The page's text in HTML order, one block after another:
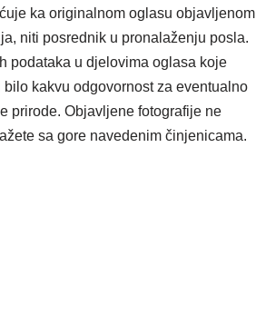
ka originalnom oglasu objavljenom
niti posrednik u pronalaženju posla.
podataka u djelovima oglasa koje
kakvu odgovornost za eventualno
prirode. Objavljene fotografije ne
sa gore navedenim činjenicama.